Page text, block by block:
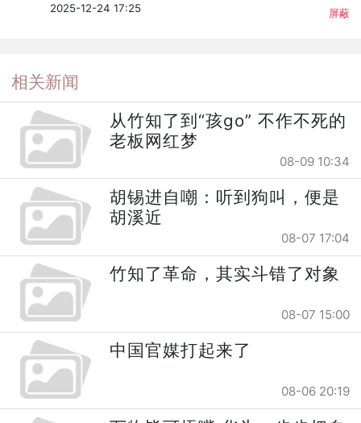
2025-12-24 17:25 屏蔽
相关新闻
从竹知了到“孩go” 不作不死的
老板网红梦
08-09 10:34
胡锡进自嘲：听到狗叫，便是
胡溪近
08-07 17:04
竹知了革命，其实斗错了对象
08-07 15:00
中国官媒打起来了
08-06 20:19